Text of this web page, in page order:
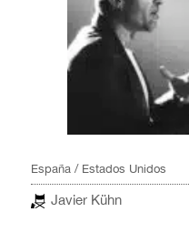
España / Estados Unidos
Javier Kühn